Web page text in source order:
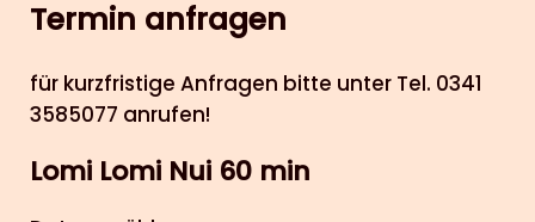
Termin anfragen
für kurzfristige Anfragen bitte unter Tel. 0341
3585077 anrufen!
Lomi Lomi Nui 60 min